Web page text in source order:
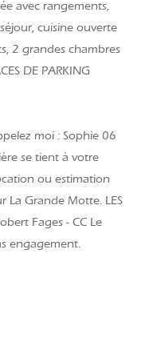
avec rangements,
cuisine ouverte
2 grandes chambres
DE PARKING
moi : Sophie 06
se tient à votre
ou estimation
La Grande Motte. LES
Fages - CC Le
engagement.